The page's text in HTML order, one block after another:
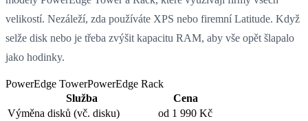
velikostí. Nezáleží, zda používáte XPS nebo firemní Latitude. Když
selže disk nebo je třeba zvýšit kapacitu RAM, aby vše opět šlapalo
jako hodinky.
PowerEdge TowerPowerEdge Rack
Služba
Cena
Výměna disků (vč. disku)
od 1 990 Kč